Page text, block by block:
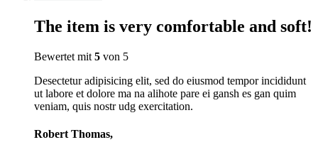
The item is very comfortable and soft!
Bewertet mit 5 von 5
Desectetur adipisicing elit, sed do eiusmod tempor incididunt
ut labore et dolore ma na alihote pare ei gansh es gan quim
veniam, quis nostr udg exercitation.
Robert Thomas,